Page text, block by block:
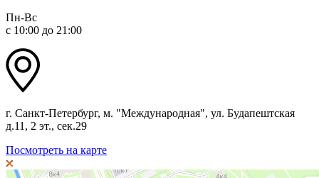
Пн-Вс
с 10:00 до 21:00
г. Санкт-Петербург, м. "Международная", ул. Будапештская
д.11, 2 эт., сек.29
Посмотреть на карте